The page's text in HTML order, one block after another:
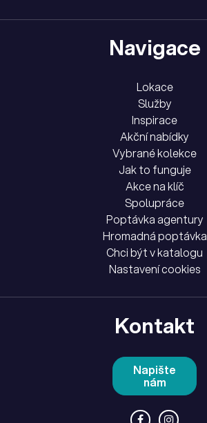
Navigace
Lokace
Služby
Inspirace
Akční nabídky
Vybrané kolekce
Jak to funguje
Akce na klíč
Spolupráce
Poptávka agentury
Hromadná poptávka
Chci být v katalogu
Nastavení cookies
Kontakt
Napište
nám